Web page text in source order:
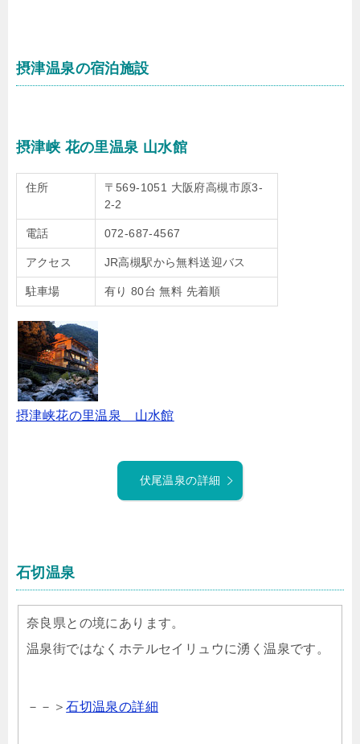
摂津温泉の宿泊施設
摂津峡 花の里温泉 山水館
住所
〒569-1051 大阪府高槻市原3-
2-2
電話 072-687-4567
アクセス JR高槻駅から無料送迎バス
駐車場 有り 80台 無料 先着順
摂津峡花の里温泉 山水館
伏尾温泉の詳細
石切温泉
奈良県との境にあります。
温泉街ではなくホテルセイリュウに湧く温泉です。
－－＞石切温泉の詳細